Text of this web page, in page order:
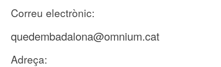
Correu electrònic:
quedembadalona@omnium.cat
Adreça: